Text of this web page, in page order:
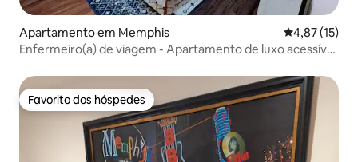
Apartamento em Memphis Classificação
4,87 (15)
Enfermeiro(a) de viagem - Apartamento de luxo acessível
Favorito dos hóspedes
Favorito dos hóspedes